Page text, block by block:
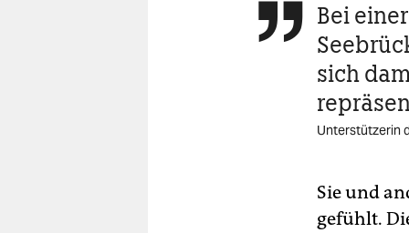
 Bei
sich
Unterstützerin
Sie und
gefühlt.